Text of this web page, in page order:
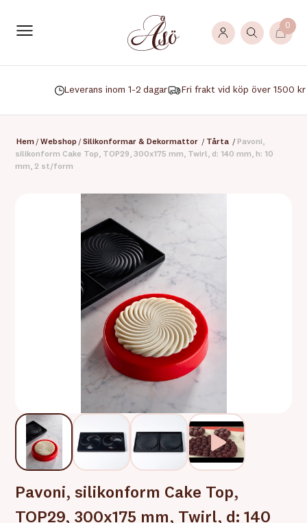
0
Leverans inom 1-2 dagar Fri frakt vid köp över 1500 kr
Hem / Webshop / Silikonformar & Dekormattor / Tårta / Pavoni,
silikonform Cake Top, TOP29, 300x175 mm, Twirl, d: 140 mm, h: 10
mm, 2 st/form
Pavoni, silikonform Cake Top,
TOP29, 300x175 mm, Twirl, d: 140